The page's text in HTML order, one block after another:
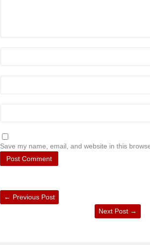
Save my name, email, and website in this
← Previous Post
Next Post →